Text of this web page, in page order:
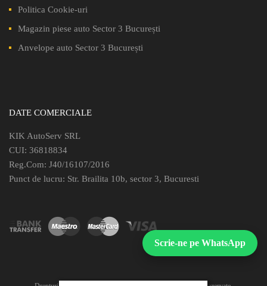
Politica Cookie-uri
Magazin piese auto Sector 3 București
Anvelope auto Sector 3 București
DATE COMERCIALE
KIK AutoServ SRL
CUI: 36818834
Reg.Com: J40/16107/2016
Punct de lucru: Str. Brailita 10b, sector 3, Bucuresti
Scrie-ne pe WhatsApp